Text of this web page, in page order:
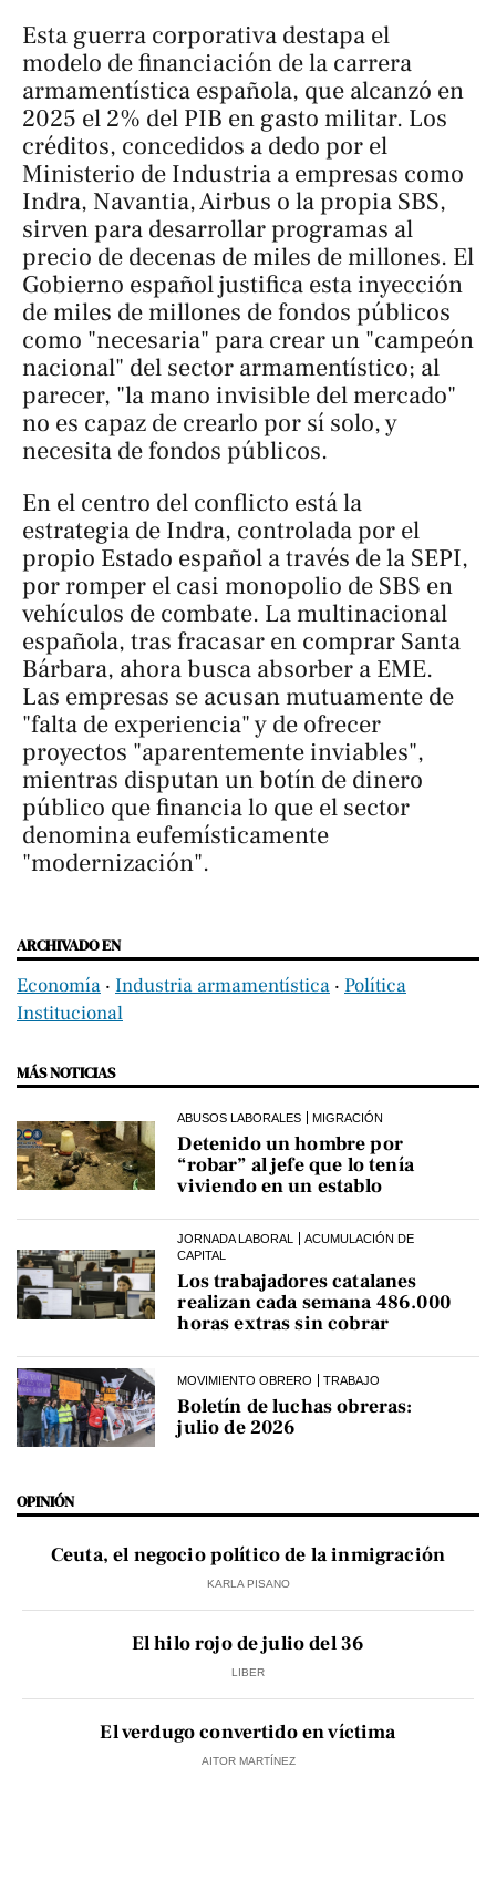
Esta guerra corporativa destapa el
modelo de financiación de la carrera
armamentística española, que alcanzó en
2025 el 2% del PIB en gasto militar. Los
créditos, concedidos a dedo por el
Ministerio de Industria a empresas como
Indra, Navantia, Airbus o la propia SBS,
sirven para desarrollar programas al
precio de decenas de miles de millones. El
Gobierno español justifica esta inyección
de miles de millones de fondos públicos
como "necesaria" para crear un "campeón
nacional" del sector armamentístico; al
parecer, "la mano invisible del mercado"
no es capaz de crearlo por sí solo, y
necesita de fondos públicos.
En el centro del conflicto está la
estrategia de Indra, controlada por el
propio Estado español a través de la SEPI,
por romper el casi monopolio de SBS en
vehículos de combate. La multinacional
española, tras fracasar en comprar Santa
Bárbara, ahora busca absorber a EME.
Las empresas se acusan mutuamente de
"falta de experiencia" y de ofrecer
proyectos "aparentemente inviables",
mientras disputan un botín de dinero
público que financia lo que el sector
denomina eufemísticamente
"modernización".
ARCHIVADO EN
Economía ‧ Industria armamentística ‧ Política
Institucional
MÁS NOTICIAS
ABUSOS LABORALES MIGRACIÓN
Detenido un hombre por
“robar” al jefe que lo tenía
viviendo en un establo
JORNADA LABORAL
ACUMULACIÓN DE
CAPITAL
Los trabajadores catalanes
realizan cada semana 486.000
horas extras sin cobrar
MOVIMIENTO OBRERO TRABAJO
Boletín de luchas obreras:
julio de 2026
OPINIÓN
Ceuta, el negocio político de la inmigración
KARLA PISANO
El hilo rojo de julio del 36
LIBER
El verdugo convertido en víctima
AITOR MARTÍNEZ